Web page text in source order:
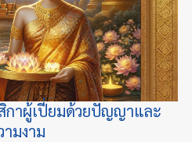
กาผู้เปี่ยมด้วยปัญญาและ
ามงาม